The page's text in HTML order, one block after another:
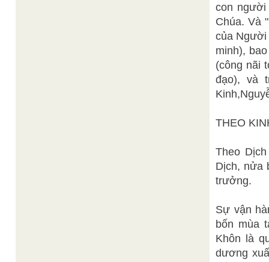
con người
Chúa. Và
của Người
minh),
(công nãi
đạo), và
THEO
Theo
Dịch, nửa
trưởng.
Sự vận
bốn mùa
Khôn là
dương